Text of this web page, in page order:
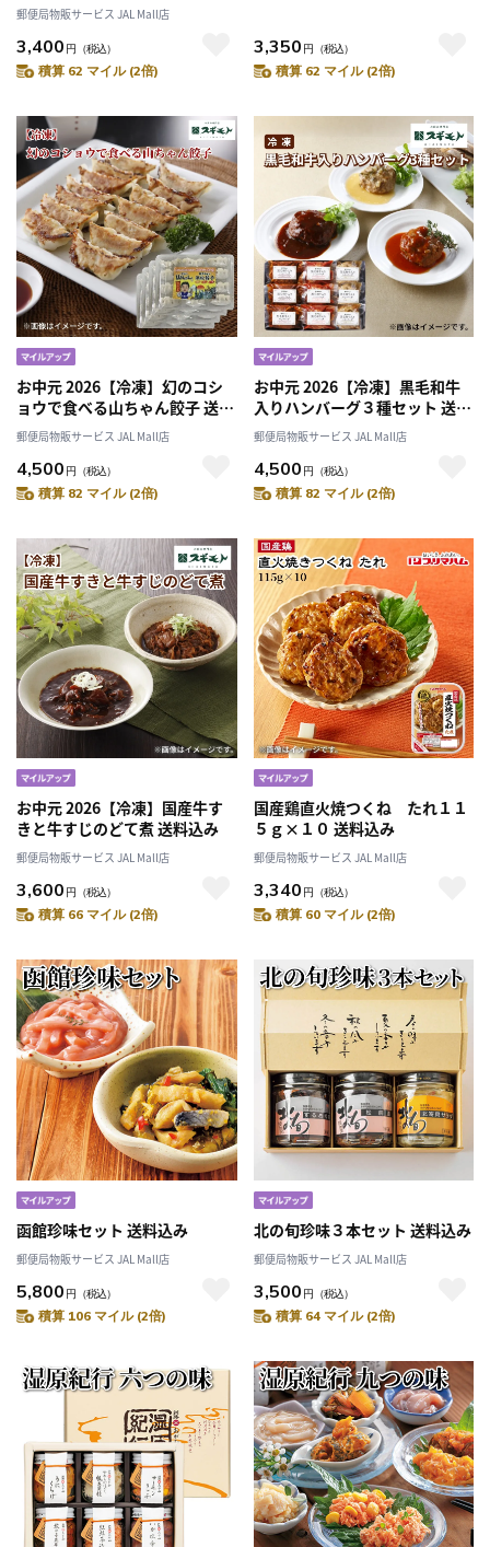
郵便局物販サービス JAL Mall店
3,400 円 （税込）
積算 62 マイル (2倍)
3,350 円 （税込）
積算 62 マイル (2倍)
お中元 2026【冷凍】幻のコシ
ョウで食べる山ちゃん餃子 送料
込み
郵便局物販サービス JAL Mall店
4,500 円 （税込）
積算 82 マイル (2倍)
お中元 2026【冷凍】黒毛和牛
入りハンバーグ３種セット 送料
込み
郵便局物販サービス JAL Mall店
4,500 円 （税込）
積算 82 マイル (2倍)
お中元 2026【冷凍】国産牛す
きと牛すじのどて煮 送料込み
郵便局物販サービス JAL Mall店
3,600 円 （税込）
積算 66 マイル (2倍)
国産鶏直火焼つくね たれ１１
５ｇ×１０ 送料込み
郵便局物販サービス JAL Mall店
3,340 円 （税込）
積算 60 マイル (2倍)
函館珍味セット 送料込み
郵便局物販サービス JAL Mall店
5,800 円 （税込）
積算 106 マイル (2倍)
北の旬珍味３本セット 送料込み
郵便局物販サービス JAL Mall店
3,500 円 （税込）
積算 64 マイル (2倍)